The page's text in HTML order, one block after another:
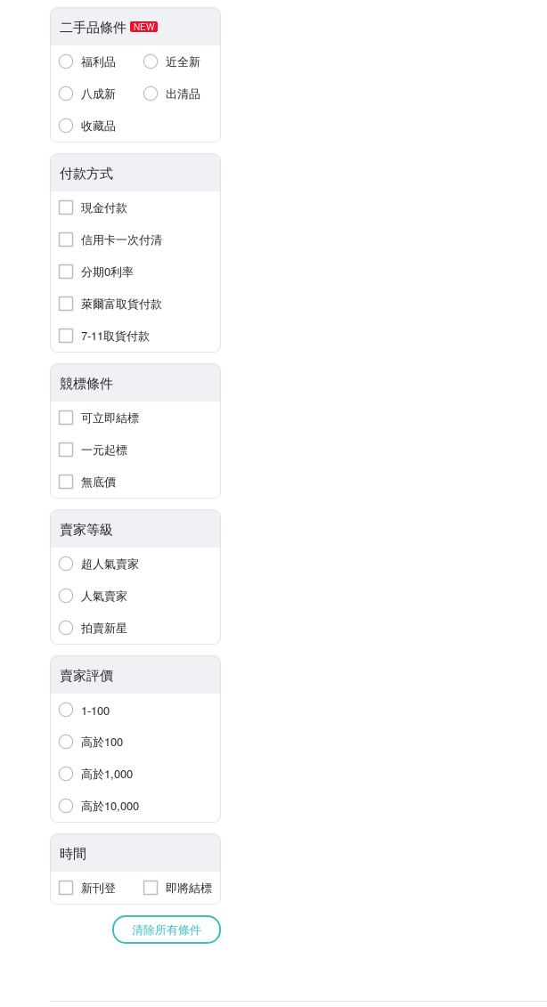
二手品條件 NEW
福利品
近全新
八成新
出清品
收藏品
付款方式
現金付款
信用卡一次付清
分期0利率
萊爾富取貨付款
7-11取貨付款
競標條件
可立即結標
一元起標
無底價
賣家等級
超人氣賣家
人氣賣家
拍賣新星
賣家評價
1-100
高於100
高於1,000
高於10,000
時間
新刊登 即將結標
清除所有條件